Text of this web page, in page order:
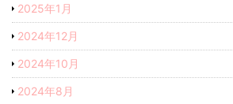
2025年1月
2024年12月
2024年10月
2024年8月